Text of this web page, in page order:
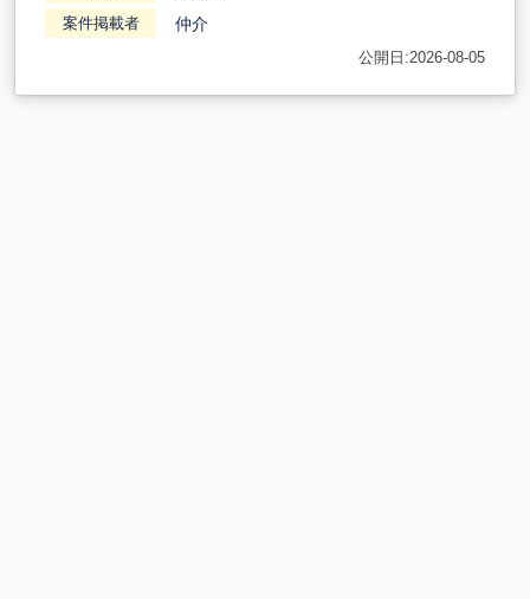
案件掲載者 仲介
公開日:2026-08-05